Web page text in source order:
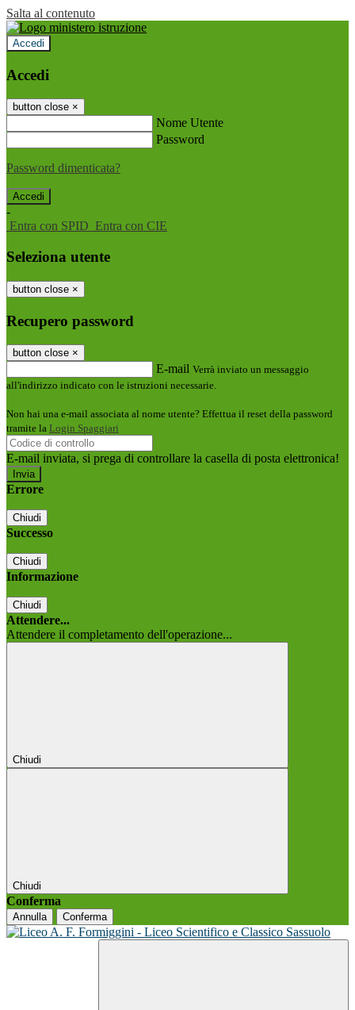
Salta al contenuto
Accedi
Accedi
button close ×
Nome Utente
Password
Password dimenticata?
-
Entra con SPID Entra con CIE
Seleziona utente
button close ×
Recupero password
button close ×
E-mail Verrà inviato un messaggio
all'indirizzo indicato con le istruzioni necessarie.
Non hai una e-mail associata al nome utente? Effettua il reset della password
tramite la Login Spaggiari
E-mail inviata, si prega di controllare la casella di posta elettronica!
Errore
Chiudi
Successo
Chiudi
Informazione
Chiudi
Attendere...
Attendere il completamento dell'operazione...
Chiudi
Chiudi
Conferma
Annulla Conferma